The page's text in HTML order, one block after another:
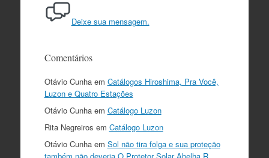
Deixe sua mensagem.
Comentários
Otávio Cunhaem Catálogos Hiroshima, Pra Você,
Luzon e Quatro Estações
Otávio Cunhaem Catálogo Luzon
Rita Negreiros em Catálogo Luzon
Otávio Cunhaem Sol não tira folga e sua proteção